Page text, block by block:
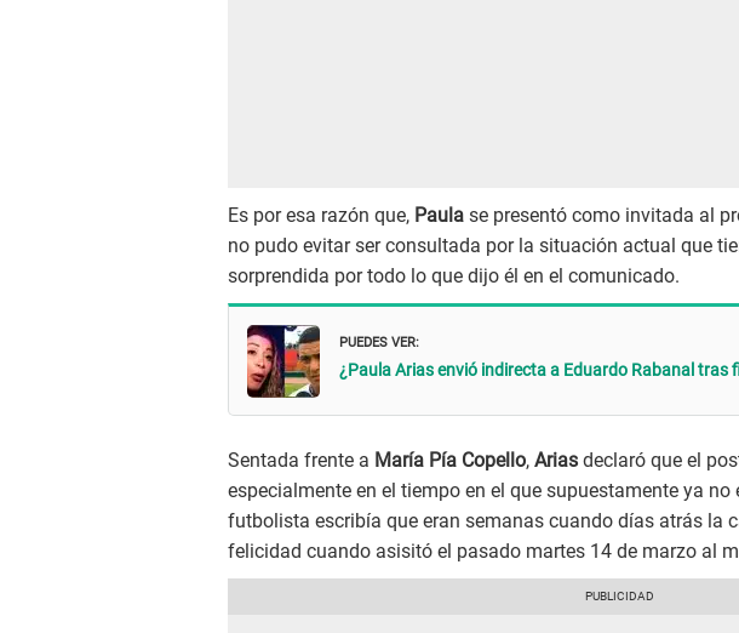
Es por esa razón que, Paula se presentó como invitada al
no pudo evitar ser consultada por la situación actual que
sorprendida por todo lo que dijo él en el comunicado.
PUEDES VER:
¿Paula Arias envió indirecta a Eduardo Rabanal tras
Sentada frente a María Pía Copello, Arias declaró que el
especialmente en el tiempo en el que supuestamente ya no
futbolista escribía que eran semanas cuando días atrás la
felicidad cuando asisitó el pasado martes 14 de marzo al